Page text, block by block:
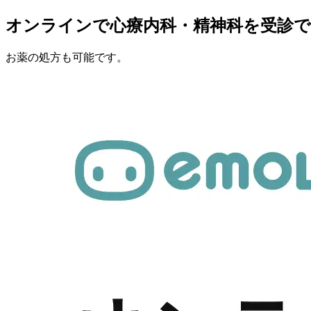
オンラインで心療内科・精神科を受診
お薬の処方も可能です。